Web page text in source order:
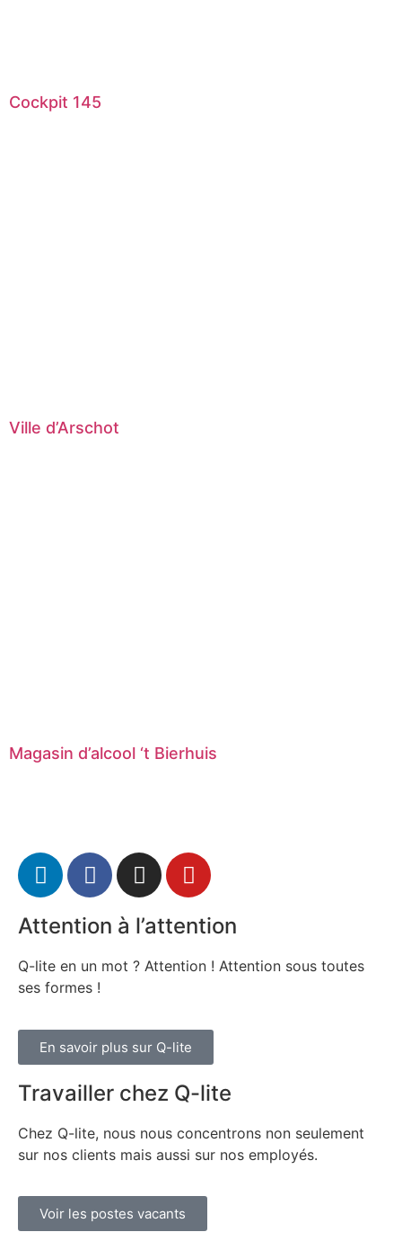
Cockpit 145
Ville d’Arschot
Magasin d’alcool ‘t Bierhuis
Attention à l’attention
Q-lite en un mot ? Attention ! Attention sous toutes
ses formes !
En savoir plus sur Q-lite
Travailler chez Q-lite
Chez Q-lite, nous nous concentrons non seulement
sur nos clients mais aussi sur nos employés.
Voir les postes vacants